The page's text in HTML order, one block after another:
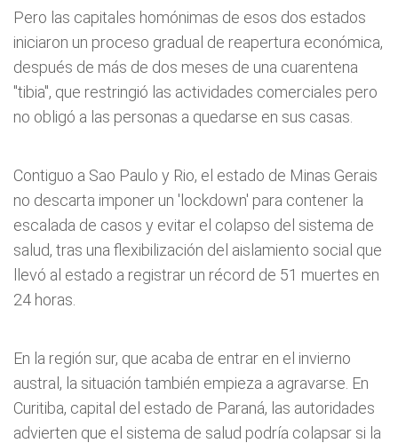
Pero las capitales homónimas de esos dos estados
iniciaron un proceso gradual de reapertura económica,
después de más de dos meses de una cuarentena
"tibia", que restringió las actividades comerciales pero
no obligó a las personas a quedarse en sus casas.
Contiguo a Sao Paulo y Rio, el estado de Minas Gerais
no descarta imponer un 'lockdown' para contener la
escalada de casos y evitar el colapso del sistema de
salud, tras una flexibilización del aislamiento social que
llevó al estado a registrar un récord de 51 muertes en
24 horas.
En la región sur, que acaba de entrar en el invierno
austral, la situación también empieza a agravarse. En
Curitiba, capital del estado de Paraná, las autoridades
advierten que el sistema de salud podría colapsar si la